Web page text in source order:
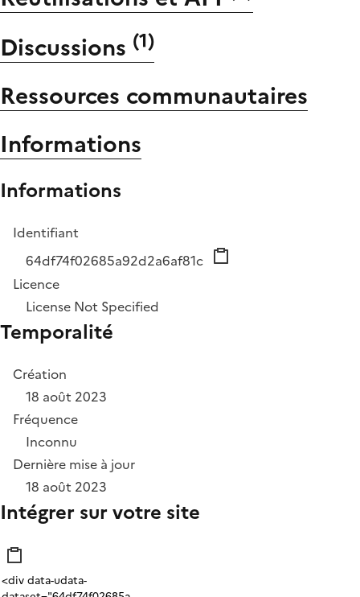
Discussions (1)
Ressources communautaires
Informations
Informations
Identifiant
64df74f02685a92d2a6af81c
Licence
License Not Specified
Temporalité
Création
18 août 2023
Fréquence
Inconnu
Dernière mise à jour
18 août 2023
Intégrer sur votre site